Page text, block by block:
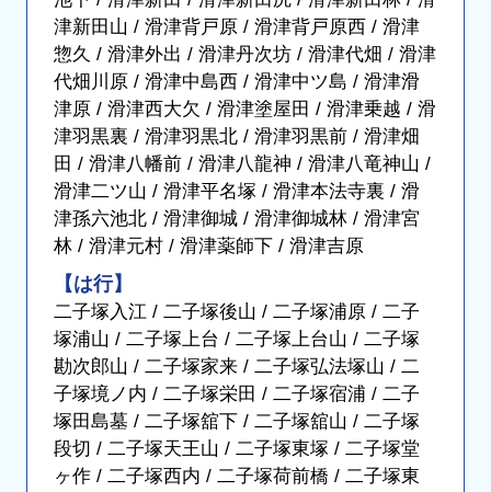
津新田山 / 滑津背戸原 / 滑津背戸原西 / 滑津
惣久 / 滑津外出 / 滑津丹次坊 / 滑津代畑 / 滑津
代畑川原 / 滑津中島西 / 滑津中ツ島 / 滑津滑
津原 / 滑津西大欠 / 滑津塗屋田 / 滑津乗越 / 滑
津羽黒裏 / 滑津羽黒北 / 滑津羽黒前 / 滑津畑
田 / 滑津八幡前 / 滑津八龍神 / 滑津八竜神山 /
滑津二ツ山 / 滑津平名塚 / 滑津本法寺裏 / 滑
津孫六池北 / 滑津御城 / 滑津御城林 / 滑津宮
林 / 滑津元村 / 滑津薬師下 / 滑津吉原
【は行】
二子塚入江 / 二子塚後山 / 二子塚浦原 / 二子
塚浦山 / 二子塚上台 / 二子塚上台山 / 二子塚
勘次郎山 / 二子塚家来 / 二子塚弘法塚山 / 二
子塚境ノ内 / 二子塚栄田 / 二子塚宿浦 / 二子
塚田島墓 / 二子塚舘下 / 二子塚舘山 / 二子塚
段切 / 二子塚天王山 / 二子塚東塚 / 二子塚堂
ヶ作 / 二子塚西内 / 二子塚荷前橋 / 二子塚東